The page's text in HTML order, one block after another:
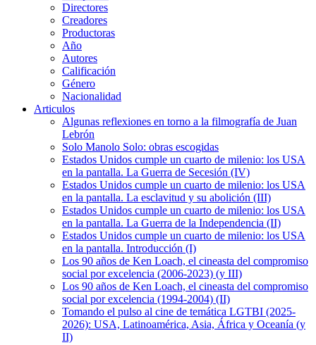
Directores
Creadores
Productoras
Año
Autores
Calificación
Género
Nacionalidad
Articulos
Algunas reflexiones en torno a la filmografía de Juan
Lebrón
Solo Manolo Solo: obras escogidas
Estados Unidos cumple un cuarto de milenio: los USA
en la pantalla. La Guerra de Secesión (IV)
Estados Unidos cumple un cuarto de milenio: los USA
en la pantalla. La esclavitud y su abolición (III)
Estados Unidos cumple un cuarto de milenio: los USA
en la pantalla. La Guerra de la Independencia (II)
Estados Unidos cumple un cuarto de milenio: los USA
en la pantalla. Introducción (I)
Los 90 años de Ken Loach, el cineasta del compromiso
social por excelencia (2006-2023) (y III)
Los 90 años de Ken Loach, el cineasta del compromiso
social por excelencia (1994-2004) (II)
Tomando el pulso al cine de temática LGTBI (2025-
2026): USA, Latinoamérica, Asia, África y Oceanía (y
II)